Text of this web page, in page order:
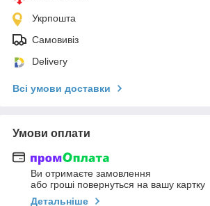
Укрпошта
Самовивіз
Delivery
Всі умови доставки
Умови оплати
Ви отримаєте замовлення
або гроші повернуться на вашу картку
Детальніше